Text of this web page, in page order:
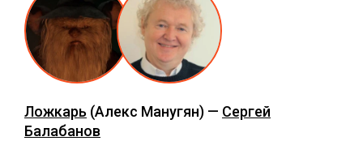
Ложкарь (Алекс Манугян) — Сергей
Балабанов